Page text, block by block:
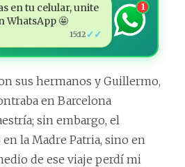
en tu celular, unite
WhatsApp 🤩
15:12 ✓✓
1
sus hermanos y Guillermo,
en Barcelona
sin embargo, el
la Madre Patria, sino en
de ese viaje perdí mi